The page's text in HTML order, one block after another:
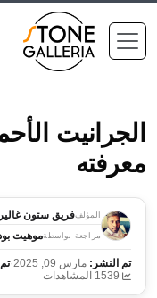
الجرانيت
معرفته
المؤلففريق ستون
مراجعة بواسطةموهيت
تم النشر: مارس 09, 2025 ·